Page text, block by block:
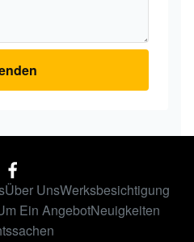
Über UnsWerksbesichtigung
Ein AngebotNeuigkeiten